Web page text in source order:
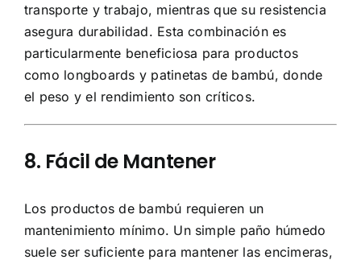
transporte y trabajo, mientras que su resistencia
asegura durabilidad. Esta combinación es
particularmente beneficiosa para productos
como longboards y patinetas de bambú, donde
el peso y el rendimiento son críticos.
8. Fácil de Mantener
Los productos de bambú requieren un
mantenimiento mínimo. Un simple paño húmedo
suele ser suficiente para mantener las encimeras,